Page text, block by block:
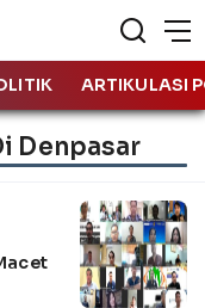
ARTIKULASI
Denpasar